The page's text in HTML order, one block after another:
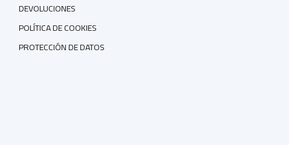
DEVOLUCIONES
POLÍTICA DE COOKIES
PROTECCIÓN DE DATOS